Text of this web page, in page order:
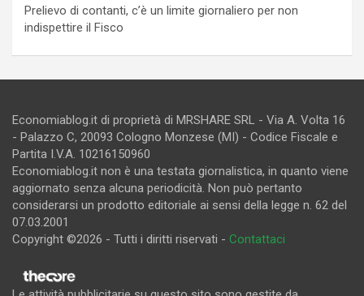
Prelievo di contanti, c’è un limite giornaliero per non
indispettire il Fisco
Economiablog.it di proprietà di MRSHARE SRL - Via A. Volta 16
- Palazzo C, 20093 Cologno Monzese (MI) - Codice Fiscale e
Partita I.V.A. 10216150960
Economiablog.it non è una testata giornalistica, in quanto viene
aggiornato senza alcuna periodicità. Non può pertanto
considerarsi un prodotto editoriale ai sensi della legge n. 62 del
07.03.2001
Copyright ©2026 - Tutti i diritti riservati - Contattaci